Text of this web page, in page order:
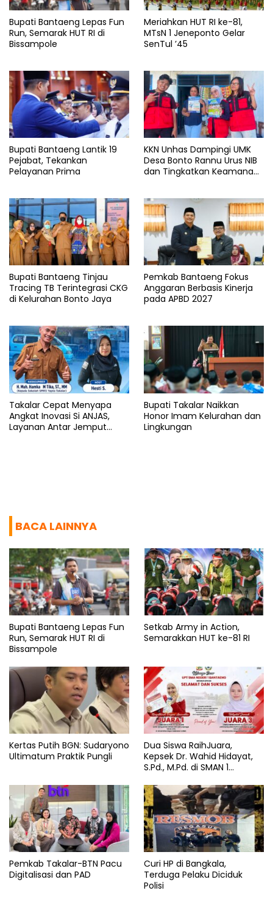
Bupati Bantaeng Lepas Fun
Run, Semarak HUT RI di
Bissampole
Meriahkan HUT RI ke-81,
MTsN 1 Jeneponto Gelar
SenTul ’45
Bupati Bantaeng Lantik 19
Pejabat, Tekankan
Pelayanan Prima
KKN Unhas Dampingi UMK
Desa Bonto Rannu Urus NIB
dan Tingkatkan Keamanan
Bupati Bantaeng Tinjau
Tracing TB Terintegrasi CKG
di Kelurahan Bonto Jaya
Pemkab Bantaeng Fokus
Anggaran Berbasis Kinerja
pada APBD 2027
Takalar Cepat Menyapa
Angkat Inovasi Si ANJAS,
Layanan Antar Jemput
Bupati Takalar Naikkan
Honor Imam Kelurahan dan
Lingkungan
BACA LAINNYA
Bupati Bantaeng Lepas Fun
Run, Semarak HUT RI di
Bissampole
Setkab Army in Action,
Semarakkan HUT ke-81 RI
Kertas Putih BGN: Sudaryono
Ultimatum Praktik Pungli
Dua Siswa RaihJuara,
Kepsek Dr. Wahid Hidayat,
S.Pd., M.Pd. di SMAN 1
Pemkab Takalar-BTN Pacu
Digitalisasi dan PAD
Curi HP di Bangkala,
Terduga Pelaku Diciduk
Polisi